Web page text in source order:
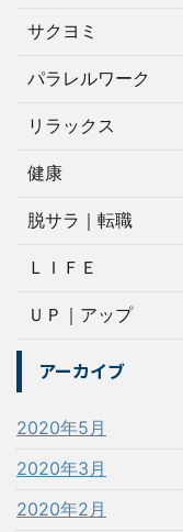
サクヨミ
パラレルワーク
リラックス
健康
脱サラ｜転職
ＬＩＦＥ
ＵＰ｜アップ
アーカイブ
2020年5月
2020年3月
2020年2月